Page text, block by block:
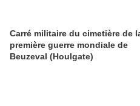
Carré militaire du cimetière de
première guerre mondiale de
Beuzeval (Houlgate)